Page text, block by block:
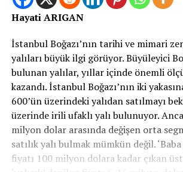
Hayati ARIGAN
İstanbul Boğazı’nın tarihi ve mimari
yalıları büyük ilgi görüyor. Büyüleyici
bulunan yalılar, yıllar içinde önemli
kazandı. İstanbul Boğazı’nın iki
600’ün üzerindeki yalıdan satılmayı
üzerinde irili ufaklı yalı bulunuyor.
milyon dolar arasında değişen orta
satılık yalı bulmak mümkün değil.
fiyatı 100 milyon dolara kadar çıkan